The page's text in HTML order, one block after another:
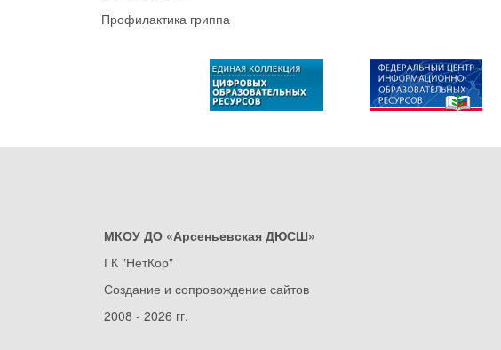
Профилактика гриппа
МКОУ ДО «Арсеньевская ДЮСШ»
ГК "НетКор"
Создание и сопровождение сайтов
2008 - 2026 гг.